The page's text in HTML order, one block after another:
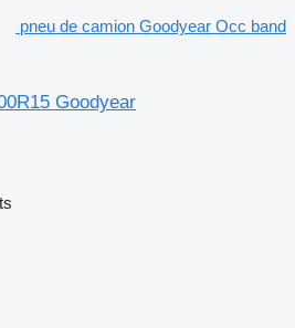
pneu de camion Goodyear Occ band
Goodyear